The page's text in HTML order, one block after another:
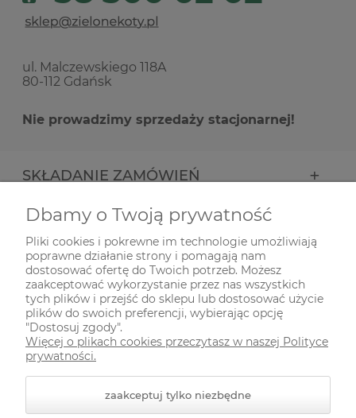
ul. Malczewskiego 118A
80-112 Gdańsk
Nie prowadzimy sprzedaży stacjonarnej!
SKŁADANIE ZAMÓWIEŃ
INFORMACJE
ODWIEDŹ NAS NA
Dbamy o Twoją prywatność
Pliki cookies i pokrewne im technologie umożliwiają
poprawne działanie strony i pomagają nam
dostosować ofertę do Twoich potrzeb. Możesz
zaakceptować wykorzystanie przez nas wszystkich
tych plików i przejść do sklepu lub dostosować użycie
plików do swoich preferencji, wybierając opcję
"Dostosuj zgody".
Więcej o plikach cookies przeczytasz w naszej Polityce
prywatności.
zaakceptuj tylko niezbędne